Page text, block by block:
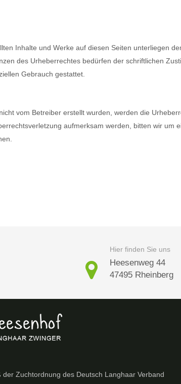
Inhalte und Werke auf diesen Seiten unterliegen
des Urheberrechtes bedürfen der schriftlichen
Gebrauch gestattet.
vom Betreiber erstellt wurden, werden die
aufmerksam werden, bitten wir
Hier finden Sie uns
Heesenweg 44
47495 Rheinberg
Zuchtordnung des Deutsch Langhaar Verband